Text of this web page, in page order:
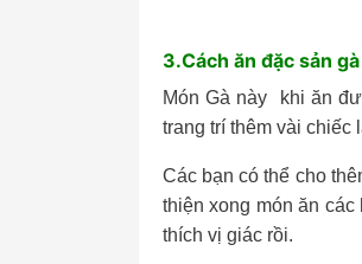
3.Cách ăn đặc sản
Món Gà này khi ăn
trang trí thêm vài chiếc
Các bạn có thể cho
thiện xong món ăn
thích vị giác rồi.